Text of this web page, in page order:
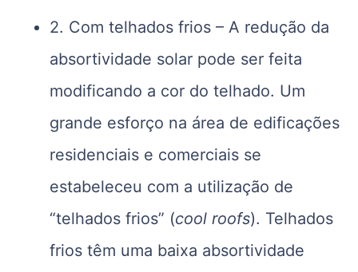
2. Com telhados frios – A redução da
absortividade solar pode ser feita
modificando a cor do telhado. Um
grande esforço na área de edificações
residenciais e comerciais se
estabeleceu com a utilização de
“telhados frios” (cool roofs). Telhados
frios têm uma baixa absortividade